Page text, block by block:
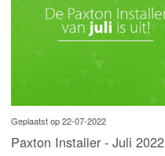
Geplaatst op 22-07-2022
Paxton Installer - Juli 2022